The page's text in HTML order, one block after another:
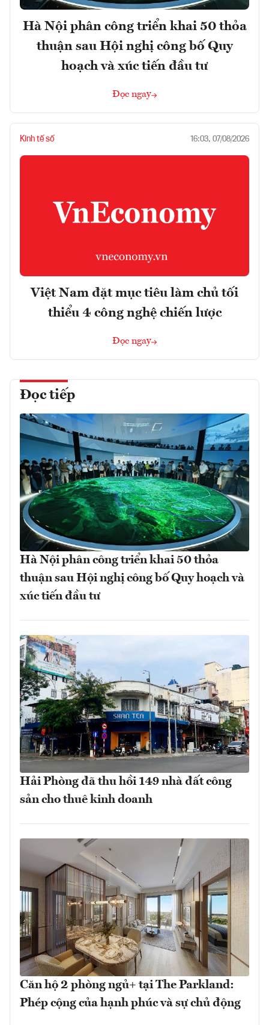
Hà Nội phân công triển khai 50 thỏa
thuận sau Hội nghị công bố Quy
hoạch và xúc tiến đầu tư
Đọc ngay
Kinh tế số 16:03, 07/08/2026
Việt Nam đặt mục tiêu làm chủ tối
thiểu 4 công nghệ chiến lược
Đọc ngay
Đọc tiếp
Hà Nội phân công triển khai 50 thỏa
thuận sau Hội nghị công bố Quy hoạch và
xúc tiến đầu tư
Hải Phòng đã thu hồi 149 nhà đất công
sản cho thuê kinh doanh
Căn hộ 2 phòng ngủ+ tại The Parkland:
Phép cộng của hạnh phúc và sự chủ động